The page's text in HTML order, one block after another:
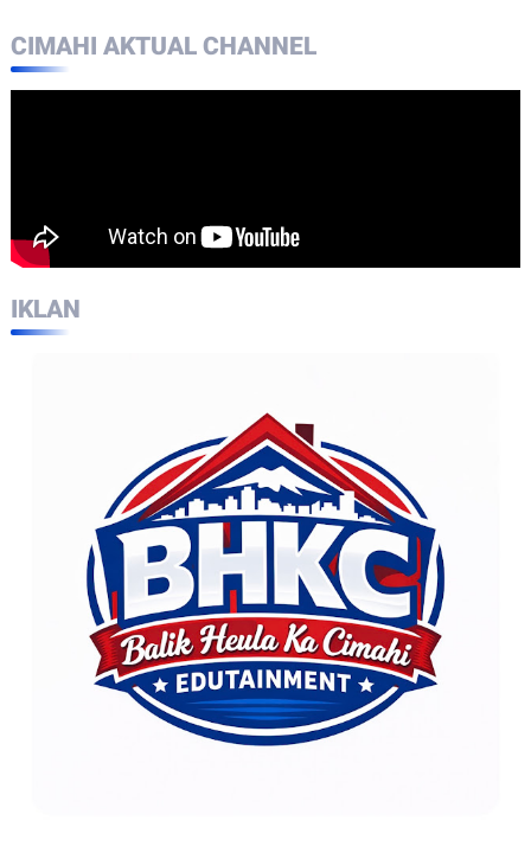
CIMAHI AKTUAL CHANNEL
IKLAN